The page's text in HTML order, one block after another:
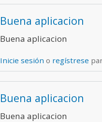
Buena aplicacion
Buena aplicacion
Inicie sesión o regístrese
Buena aplicacion
Buena aplicacion